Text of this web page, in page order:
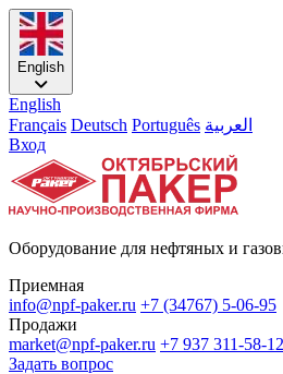
English
English
Français Deutsch Português العربية
Вход
Оборудование для нефтяных и
Приемная
info@npf-paker.ru +7 (34767) 5-06-95
Продажи
market@npf-paker.ru +7 937 311-58-12
Задать вопрос